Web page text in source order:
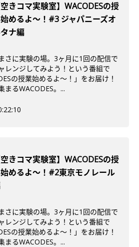
空きコマ実験室】WACODESの授
めるよ〜！#3 ジャパニーズオ
ナ編
さに実験の場。3ヶ月に1回の配信で
レンジしてみよう！という番組で
の授業始めるよ～！」をお届け！
まるWACODES。...
空きコマ実験室】WACODESの授
めるよ〜！#2東京モノレール
さに実験の場。3ヶ月に1回の配信で
レンジしてみよう！という番組で
の授業始めるよ～！」をお届け！
まるWACODES。...